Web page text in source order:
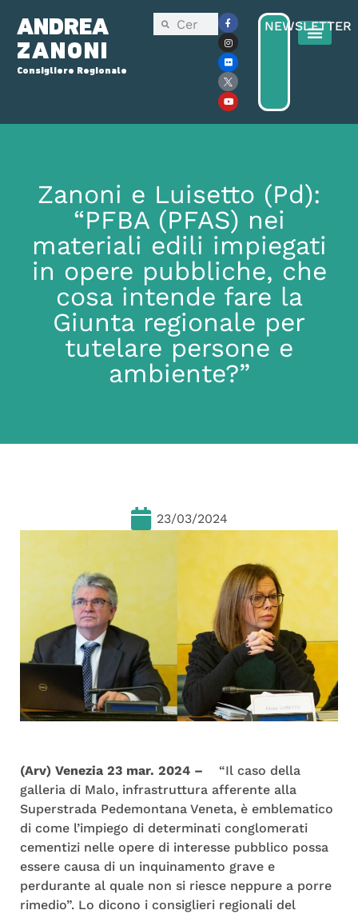
ANDREA
ZANONI
Consigliere Regionale
NEWSLETTER
Zanoni e Luisetto (Pd):
“PFBA (PFAS) nei
materiali edili impiegati
in opere pubbliche, che
cosa intende fare la
Giunta regionale per
tutelare persone e
ambiente?”
23/03/2024
(Arv) Venezia 23 mar. 2024 – “Il caso della
galleria di Malo, infrastruttura afferente alla
Superstrada Pedemontana Veneta, è emblematico
di come l’impiego di determinati conglomerati
cementizi nelle opere di interesse pubblico possa
essere causa di un inquinamento grave e
perdurante al quale non si riesce neppure a porre
rimedio”. Lo dicono i consiglieri regionali del